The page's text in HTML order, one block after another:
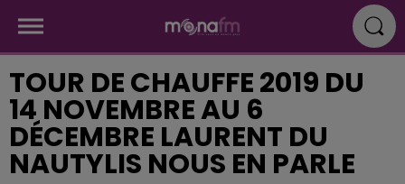
TOUR DE CHAUFFE 2019 DU
14 NOVEMBRE AU 6
DÉCEMBRE LAURENT DU
NAUTYLIS NOUS EN PARLE